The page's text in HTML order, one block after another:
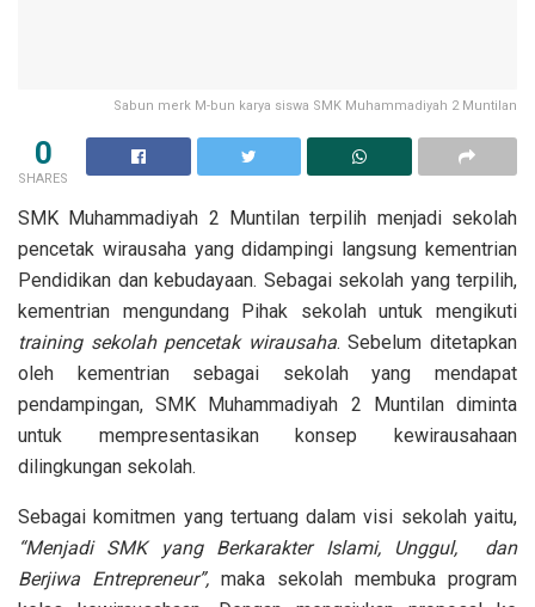
Sabun merk M-bun karya siswa SMK Muhammadiyah 2 Muntilan
0
SHARES
SMK Muhammadiyah 2 Muntilan terpilih menjadi sekolah
pencetak wirausaha yang didampingi langsung kementrian
Pendidikan dan kebudayaan. Sebagai sekolah yang terpilih,
kementrian mengundang Pihak sekolah untuk mengikuti
training sekolah pencetak wirausaha. Sebelum ditetapkan
oleh kementrian sebagai sekolah yang mendapat
pendampingan, SMK Muhammadiyah 2 Muntilan diminta
untuk mempresentasikan konsep kewirausahaan
dilingkungan sekolah.
Sebagai komitmen yang tertuang dalam visi sekolah yaitu,
“Menjadi SMK yang Berkarakter Islami, Unggul, dan
Berjiwa Entrepreneur”, maka sekolah membuka program